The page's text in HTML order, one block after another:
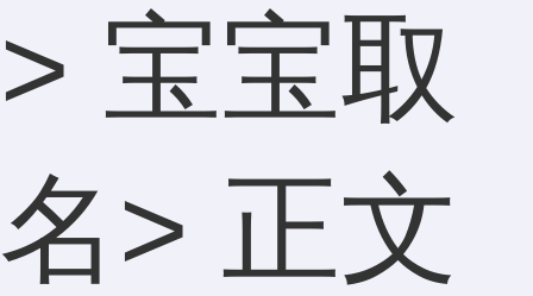
> 宝宝取
名> 正文